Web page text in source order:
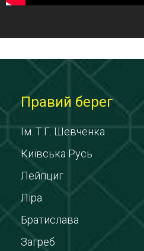
Правий берег
Ім. Т.Г. Шевченка
Київська Русь
Лейпциг
Ліра
Братислава
Загреб